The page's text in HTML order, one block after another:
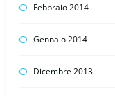
Febbraio 2014
Gennaio 2014
Dicembre 2013